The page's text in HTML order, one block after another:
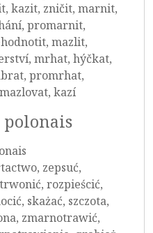
kazit, zničit, marnit,
promarnit,
mazlit,
mrhat, hýčkat,
promrhat,
kazí
polonais
zepsuć,
rozpieścić,
skażać, szczota,
zmarnotrawić,